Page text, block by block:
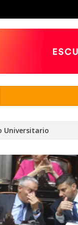
Universitario